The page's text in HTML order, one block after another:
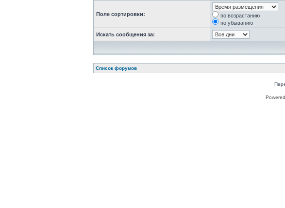
Поле сортировки:
по возрастанию
по убыванию
Искать сообщения за:
Список форумов